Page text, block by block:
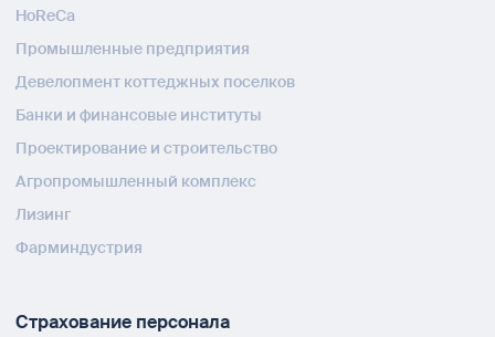
HoReCa
Промышленные предприятия
Девелопмент коттеджных поселков
Банки и финансовые институты
Проектирование и строительство
Агропромышленный комплекс
Лизинг
Фарминдустрия
Страхование персонала